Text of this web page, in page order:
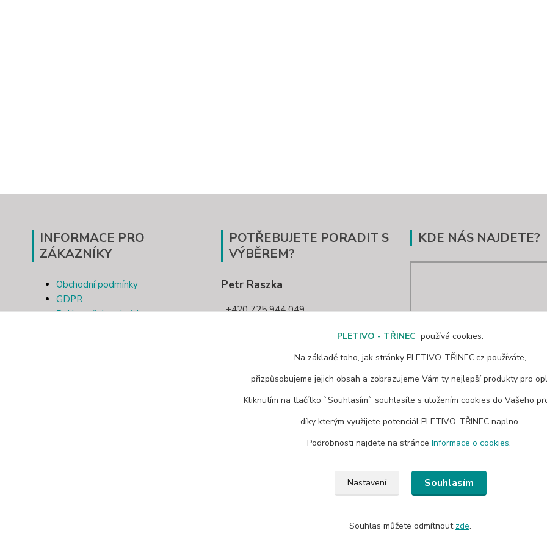
INFORMACE PRO
ZÁKAZNÍKY
Obchodní podmínky
GDPR
Reklamační podmínky
POTŘEBUJETE PORADIT S
VÝBĚREM?
Petr Raszka
+420 725 944 049
KDE NÁS NAJDETE?
PLETIVO - TŘINEC používá cookies.
Na základě toho, jak stránky PLETIVO-TŘINEC.cz používáte,
přizpůsobujeme jejich obsah a zobrazujeme Vám ty nejlepší produkty pro
Kliknutím na tlačítko `Souhlasím` souhlasíte s uložením cookies do Vašeho
díky kterým využijete potenciál PLETIVO-TŘINEC naplno.
Podrobnosti najdete na stránce Informace o cookies.
Nastavení Souhlasím
Souhlas můžete odmítnout zde.